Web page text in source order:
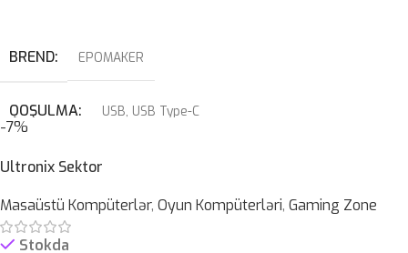
BREND EPOMAKER
QOŞULMA USB, USB Type-C
KABEL NÖVÜ
SWITCH Blue
-7%
Ultronix Sektor
Masaüstü Kompüterlər, Oyun Kompüterləri, Gaming Zone
Stokda